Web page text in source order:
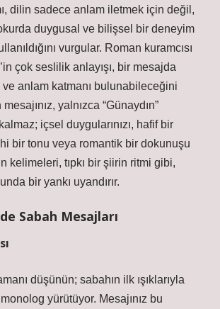
dilin sadece anlam iletmek için değil,
duygusal ve bilişsel bir deneyim
vurgular. Roman kuramcısı
çok seslilik anlayışı, bir mesajda
anlam katmanı bulunabileceğini
mesajınız, yalnızca “Günaydın”
içsel duygularınızı, hafif bir
bir tonu veya romantik bir dokunuşu
kelimeleri, tıpkı bir şiirin ritmi gibi,
bir yankı uyandırır.
Sabah Mesajları
düşünün; sabahın ilk ışıklarıyla
yürütüyor. Mesajınız bu